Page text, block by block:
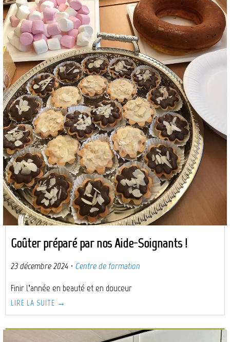
Goûter préparé par nos Aide-Soignants !
23 décembre 2024 · Centre de formation
Finir l’année en beauté et en douceur
LIRE LA SUITE →